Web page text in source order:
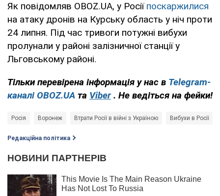
Як повідомляв OBOZ.UA, у Росії поскаржилися
на атаку дронів на Курську область у ніч проти
24 липня. Під час тривоги потужні вибухи
пролунали у районі залізничної станції у
Льговському районі.
Тільки перевірена інформація у нас в Telegram-
каналі OBOZ.UA та Viber . Не ведіться на фейки!
Росія Воронеж Втрати Росії в війні з Україною Вибухи в Росії
Редакційна політика